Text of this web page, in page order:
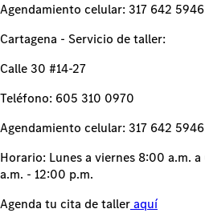
Agendamiento celular: 317 642 5946
Cartagena - Servicio de taller:
Calle 30 #14-27
Teléfono: 605 310 0970
Agendamiento celular: 317 642 5946
Horario: Lunes a viernes 8:00 a.m.
a.m. - 12:00 p.m.
Agenda tu cita de talleraquí